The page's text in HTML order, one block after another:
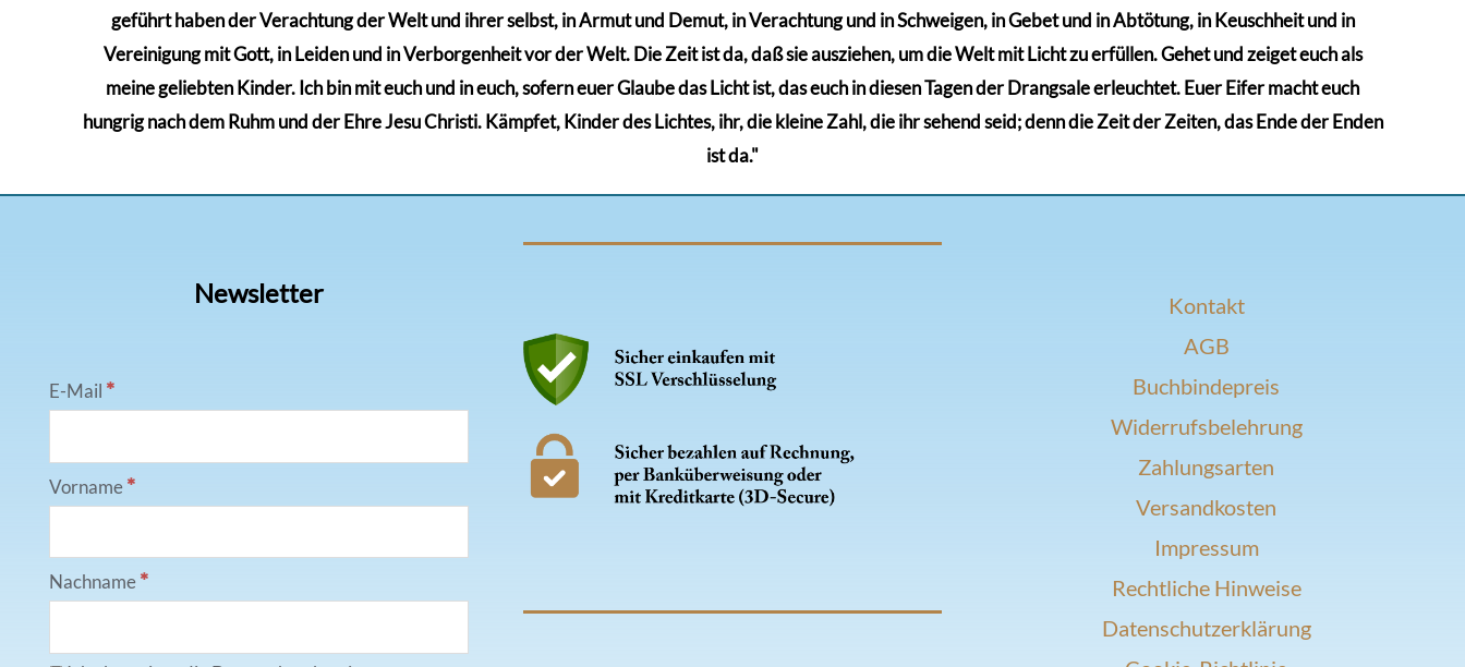
geführt haben der Verachtung der Welt und ihrer selbst, in Armut und Demut, in Verachtung und in Schweigen, in Gebet und in Abtötung, in Keuschheit und in
Vereinigung mit Gott, in Leiden und in Verborgenheit vor der Welt. Die Zeit ist da, daß sie ausziehen, um die Welt mit Licht zu erfüllen. Gehet und zeiget euch als
meine geliebten Kinder. Ich bin mit euch und in euch, sofern euer Glaube das Licht ist, das euch in diesen Tagen der Drangsale erleuchtet. Euer Eifer macht euch
hungrig nach dem Ruhm und der Ehre Jesu Christi. Kämpfet, Kinder des Lichtes, ihr, die kleine Zahl, die ihr sehend seid; denn die Zeit der Zeiten, das Ende der Enden
ist da."
Newsletter
E-Mail *
Vorname*
Nachname*
Kontakt
AGB
Buchbindepreis
Widerrufsbelehrung
Zahlungsarten
Versandkosten
Impressum
Rechtliche Hinweise
Datenschutzerklärung